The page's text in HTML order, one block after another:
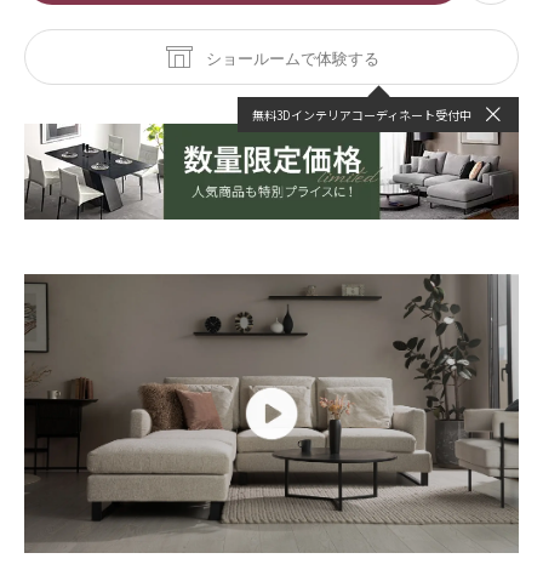
ショールームで体験する
無料3Dインテリアコーディネート受付中